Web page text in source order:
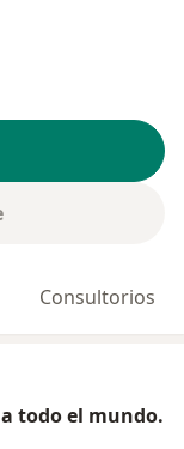
Consultorios
todo el mundo.